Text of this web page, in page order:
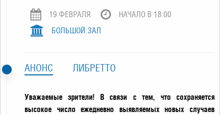
19 ФЕВРАЛЯ
НАЧАЛО В 18:00
БОЛЬШОЙ ЗАЛ
АНОНС ЛИБРЕТТО
Уважаемые зрители! В связи с тем, что сохраняется
высокое число ежедневно выявляемых новых случаев